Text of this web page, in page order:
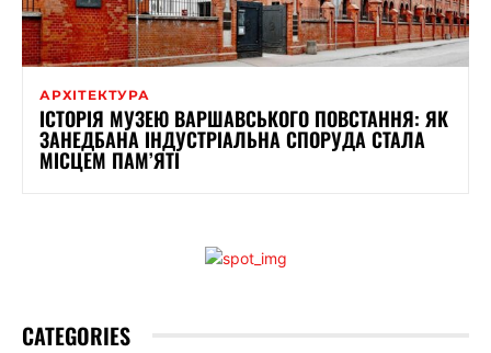
АРХІТЕКТУРА
ІСТОРІЯ МУЗЕЮ ВАРШАВСЬКОГО ПОВСТАННЯ: ЯК
ЗАНЕДБАНА ІНДУСТРІАЛЬНА СПОРУДА СТАЛА
МІСЦЕМ ПАМ’ЯТІ
CATEGORIES